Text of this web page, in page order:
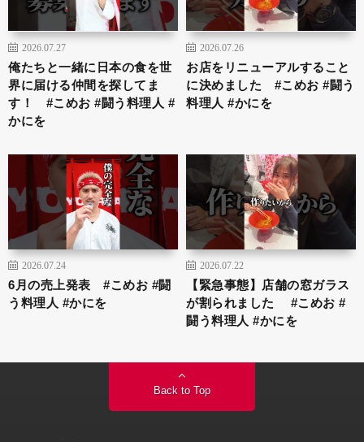
2026.07.27
俺たちと一緒に日本の食を世
界に届ける仲間を探してま
す！ #こめお #闘う料理人 #
かにを
2026.07.26
お店をリニューアルすること
に決めました #こめお #闘う
料理人 #かにを
2026.07.24
6月の売上発表 #こめお #闘
う料理人 #かにを
2026.07.22
【緊急事態】店舗の窓ガラス
が割られました #こめお #
闘う料理人 #かにを
Back to Top